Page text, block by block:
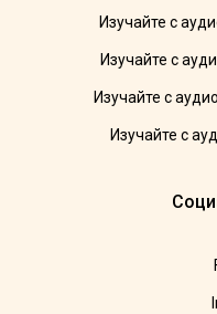
Изучайте с
Изучайте с
Изучайте с
Изучайте с